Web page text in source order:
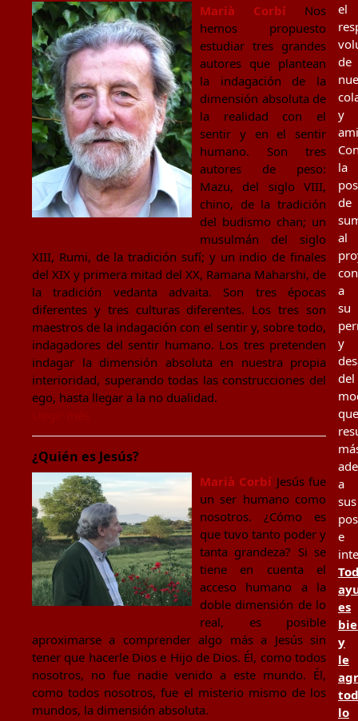
Marià Corbí Nos
hemos propuesto
estudiar tres grandes
autores que plantean
la indagación de la
dimensión absoluta de
la realidad con el
sentir y en el sentir
humano. Son tres
autores de peso:
Mazu, del siglo VIII,
chino, de la tradición
del budismo chan; un
musulmán del siglo
XIII, Rumi, de la tradición sufí; y un indio de finales
del XIX y primera mitad del XX, Ramana Maharshi, de
la tradición vedanta advaita. Son tres épocas
diferentes y tres culturas diferentes. Los tres son
maestros de la indagación con el sentir y, sobre todo,
indagadores del sentir humano. Los tres pretenden
indagar la dimensión absoluta en nuestra propia
interioridad, superando todas las construcciones del
ego, hasta llegar a la no dualidad.
¿Quién es Jesús?
Marià Corbí Jesús fue
un ser humano como
nosotros. ¿Cómo es
que tuvo tanto poder y
tanta grandeza? Si se
tiene en cuenta el
acceso humano a la
doble dimensión de lo
real, es posible
aproximarse a comprender algo más a Jesús sin
tener que hacerle Dios e Hijo de Dios. Él, como todos
nosotros, no fue nadie venido a este mundo. Él,
como todos nosotros, fue el misterio mismo de los
mundos, la dimensión absoluta.
el
de
y
la
de
al
a
su
y
del
que
a
sus
e
es
y
le
lo